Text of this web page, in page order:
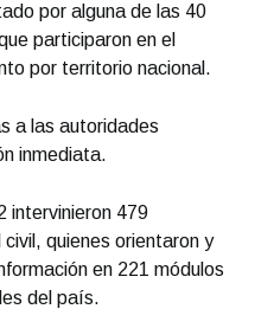
por alguna de las 40
participaron en el
por territorio nacional.
a las autoridades
inmediata.
intervinieron 479
quienes orientaron y
en 221 módulos
del país.